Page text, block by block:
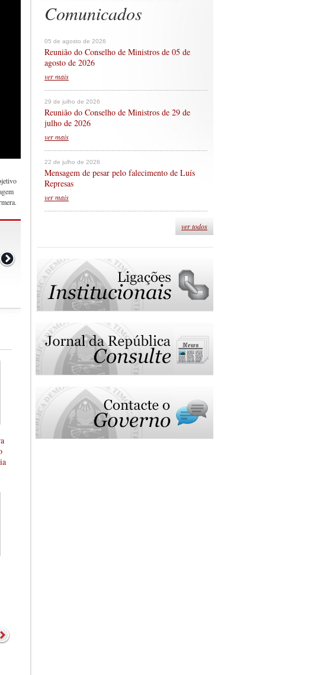
Comunicados
05 de agosto de 2026
Reunião do Conselho de Ministros de 05 de
agosto de 2026
ver mais
29 de julho de 2026
Reunião do Conselho de Ministros de 29 de
julho de 2026
ver mais
22 de julho de 2026
Mensagem de pesar pelo falecimento de Luís
Represas
ver mais
ver todos